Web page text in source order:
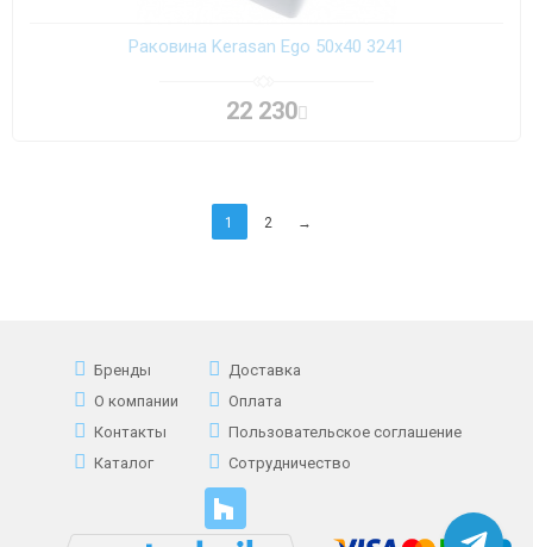
Раковина Kerasan Ego 50х40 3241
22 230
1 2 →
Бренды
О компании
Контакты
Каталог
Доставка
Оплата
Пользовательское соглашение
Сотрудничество